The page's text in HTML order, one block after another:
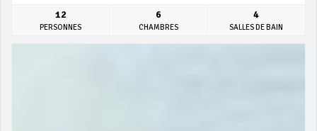
12
PERSONNES
6
CHAMBRES
4
SALLES DE BAIN